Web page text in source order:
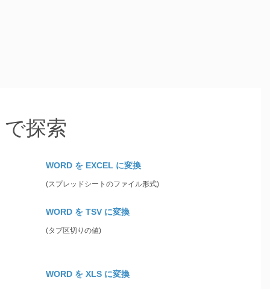
探索
WORD を EXCEL に変換
(スプレッドシートのファイル形式)
WORD を TSV に変換
(タブ区切りの値)
WORD を XLS に変換